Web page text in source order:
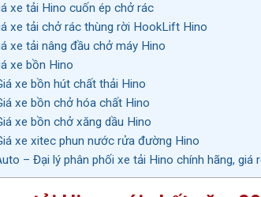
xe tải Hino cuốn ép chở rác
xe tải chở rác thùng rời HookLift Hino
xe tải nâng đầu chở máy Hino
xe bồn Hino
xe bồn hút chất thải Hino
xe bồn chở hóa chất Hino
xe bồn chở xăng dầu Hino
xe xitec phun nước rửa đường Hino
– Đại lý phân phối xe tải Hino chính hãng, giá